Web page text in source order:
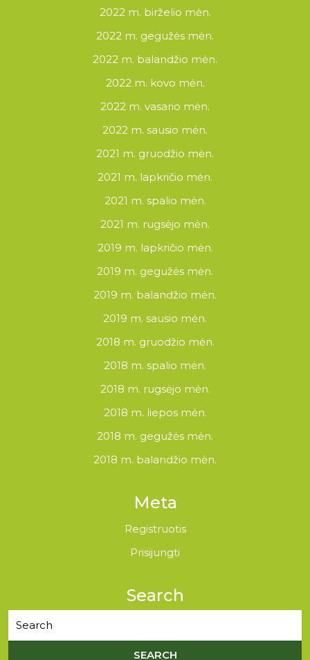
2022 m. birželio mėn.
2022 m. gegužės mėn.
2022 m. balandžio mėn.
2022 m. kovo mėn.
2022 m. vasario mėn.
2022 m. sausio mėn.
2021 m. gruodžio mėn.
2021 m. lapkričio mėn.
2021 m. spalio mėn.
2021 m. rugsėjo mėn.
2019 m. lapkričio mėn.
2019 m. gegužės mėn.
2019 m. balandžio mėn.
2019 m. sausio mėn.
2018 m. gruodžio mėn.
2018 m. spalio mėn.
2018 m. rugsėjo mėn.
2018 m. liepos mėn.
2018 m. gegužės mėn.
2018 m. balandžio mėn.
Meta
Registruotis
Prisijungti
Search